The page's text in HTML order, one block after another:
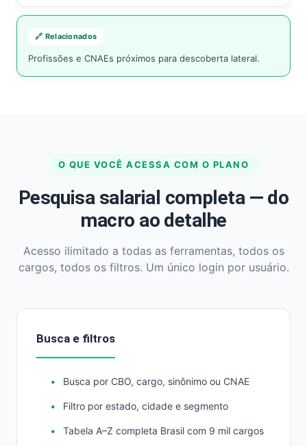
🔗 Relacionados
Profissões e CNAEs próximos para descoberta lateral.
O QUE VOCÊ ACESSA COM O PLANO
Pesquisa salarial completa — do
macro ao detalhe
Acesso ilimitado a todas as ferramentas, todos os
cargos, todos os filtros. Um único login por usuário.
Busca e filtros
Busca por CBO, cargo, sinônimo ou CNAE
Filtro por estado, cidade e segmento
Tabela A–Z completa Brasil com 9 mil cargos